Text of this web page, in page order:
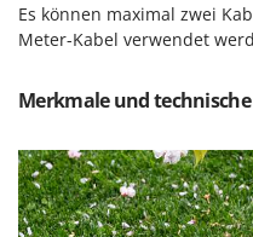
Es können maximal zwei
Meter-Kabel verwendet
Merkmale und